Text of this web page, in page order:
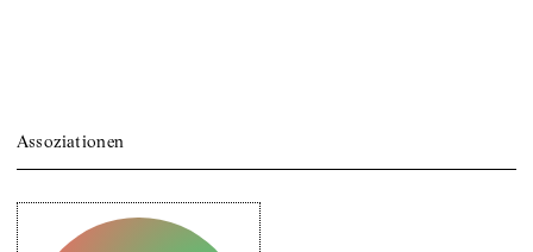
Assoziationen